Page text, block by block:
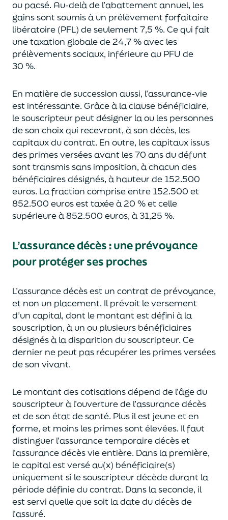
ou pacsé. Au-delàde l’abattement annuel, les
gains sont soumis à un prélèvement forfaitaire
libératoire (PFL) de seulement 7,5 %. Ce qui fait
une taxation globale de24,7 % avec les
prélèvements sociaux, inférieure au PFU de
30 %.
En matière de succession aussi, l’assurance-vie
est intéressante. Grâce à la clause bénéficiaire,
le souscripteur peut désigner la ou les personnes
de son choix qui recevront, à son décès, les
capitaux du contrat. En outre, les capitaux issus
des primes versées avant les 70 ans du défunt
sont transmis sans imposition, à chacun des
bénéficiaires désignés, à hauteur de 152.500
euros. La fraction comprise entre 152.500 et
852.500 eurosest taxée à 20 % et celle
supérieure à 852.500 euros, à 31,25 %.
L’assurance décès :une prévoyance
pour protéger ses proches
L’assurance décès est un contrat de prévoyance,
et non un placement. Il prévoit le versement
d’un capital, dont le montant est défini à la
souscription, à un ou plusieurs bénéficiaires
désignés à la disparition du souscripteur. Ce
dernier ne peut pas récupérer les primes versées
de son vivant.
Le montant des cotisations dépend de l’âgedu
souscripteur à l’ouverture de l’assurance décès
et de son état de santé. Plus il est jeuneet en
forme, et moins les primes sont élevées. Il faut
distinguer l’assurance temporaire décès et
l’assurancedécèsvie entière. Dans la première,
le capital estversé au(x) bénéficiaire(s)
uniquementsi le souscripteur décède durant la
période définie du contrat. Dans la seconde, il
est servi quelle que soit la date du décès de
l’assuré.